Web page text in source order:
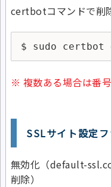
certbotコマンドで削
$ sudo certbot
※ 複数ある場合は番
SSLサイト設定
無効化（default-
削除）